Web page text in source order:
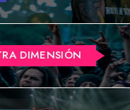
DIMENSIÓN